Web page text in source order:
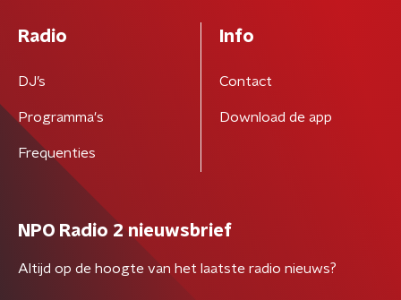
Radio
DJ’s
Programma's
Frequenties
Info
Contact
Download de app
NPO Radio 2 nieuwsbrief
Altijd op de hoogte van het laatste radio nieuws?